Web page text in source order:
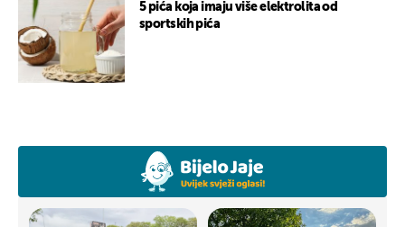
5 pića koja imaju više elektrolita od
sportskih pića